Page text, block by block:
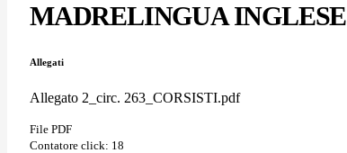
MADRELINGUA INGLESE
Allegati
Allegato 2_circ. 263_CORSISTI.pdf
File PDF
Contatore click: 18